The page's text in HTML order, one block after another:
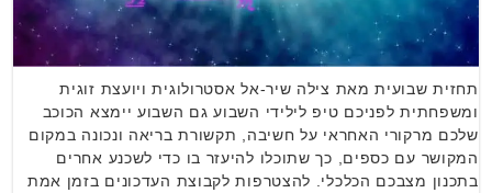
תחזית שבועית מאת צילה שיר-אל אסטרולוגית ויועצת זוגית
ומשפחתית לפניכם טיפ לילידי השבוע גם השבוע יימצא הכוכב
שלכם מרקורי האחראי על חשיבה, תקשורת בריאה ונכונה במקום
המקושר עם כספים, כך שתוכלו להיעזר בו כדי לשכנע אחרים
בתכנון מצבכם הכלכלי. להצטרפות לקבוצת העדכונים בזמן אמת